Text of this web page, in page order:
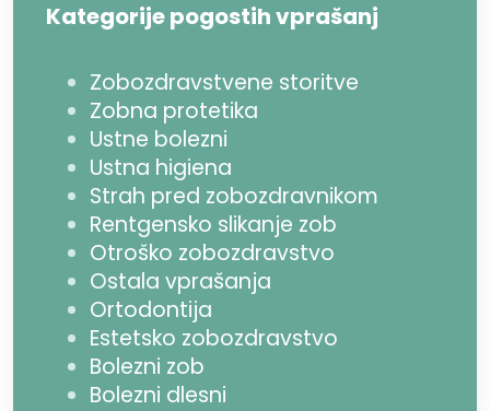
Kategorije pogostih vprašanj
Zobozdravstvene storitve
Zobna protetika
Ustne bolezni
Ustna higiena
Strah pred zobozdravnikom
Rentgensko slikanje zob
Otroško zobozdravstvo
Ostala vprašanja
Ortodontija
Estetsko zobozdravstvo
Bolezni zob
Bolezni dlesni